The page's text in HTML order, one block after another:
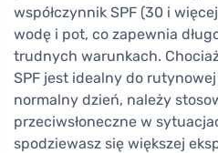
współczynnik SPF (30 i
wodę i pot, co zapewnia
trudnych warunkach.
SPF jest idealny do
normalny dzień, należy
przeciwsłoneczne w
spodziewasz się większej